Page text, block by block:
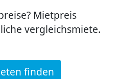
Mietpreis
vergleichsmiete.
finden